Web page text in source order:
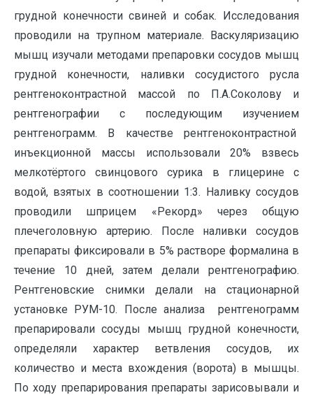
грудной конечности свиней и собак. Исследования
проводили на трупном материале. Васкуляризацию
мышц изучали методами препаровки сосудов мышц
грудной конечности, наливки сосудистого русла
рентгеноконтрастной массой по П.А.Соколову и
рентгенографии с последующим изучением
рентгенограмм. В качестве рентгеноконтрастной
инъекционной массы использовали 20% взвесь
мелкотёртого свинцового сурика в глицерине с
водой, взятых в соотношении 1:3. Наливку сосудов
проводили шприцем «Рекорд» через общую
плечеголовную артерию. После наливки сосудов
препараты фиксировали в 5% растворе формалина в
течение 10 дней, затем делали рентгенографию.
Рентгеновские снимки делали на стационарной
установке РУМ-10. После анализа рентгенограмм
препарировали сосуды мышц грудной конечности,
определяли характер ветвления сосудов, их
количество и места вхождения (ворота) в мышцы.
По ходу препарирования препараты зарисовывали и